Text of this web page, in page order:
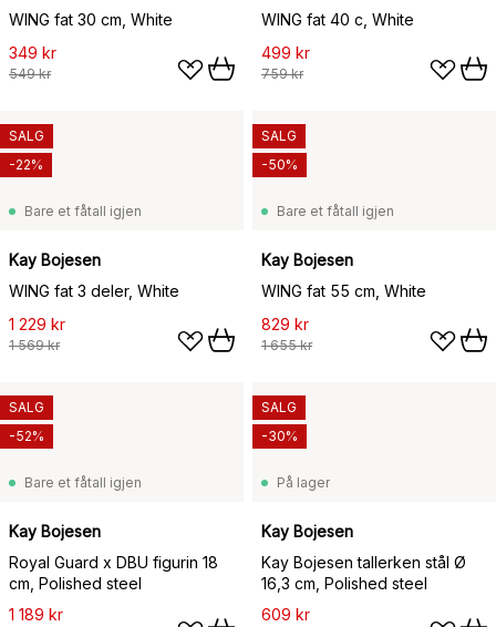
WING fat 30 cm, White
349 kr
549 kr
WING fat 40 c, White
499 kr
759 kr
Bare et fåtall igjen
Kay Bojesen
WING fat 3 deler, White
1 229 kr
1 569 kr
SALG
-22%
Bare et fåtall igjen
Kay Bojesen
WING fat 55 cm, White
829 kr
1 655 kr
SALG
-50%
Bare et fåtall igjen
Kay Bojesen
Royal Guard x DBU figurin 18
cm, Polished steel
1 189 kr
SALG
-52%
På lager
Kay Bojesen
Kay Bojesen tallerken stål Ø
16,3 cm, Polished steel
609 kr
SALG
-30%